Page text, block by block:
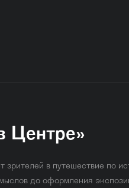
Центре»
зрителей в путешествие по
до оформления